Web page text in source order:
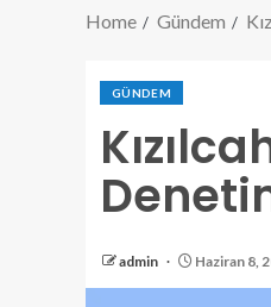
Home Gündem
GÜNDEM
admin Haziran 8,